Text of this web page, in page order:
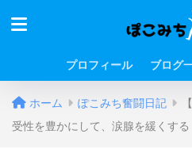
プロフィール ブログ
ホーム ぽこみち奮闘日記
受性を豊かにして、涙腺を緩くする